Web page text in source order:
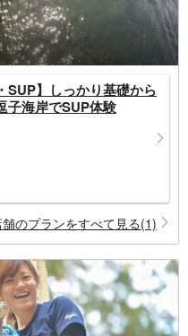
SUP】しっかり基礎から
子海岸でSUP体験
舗のプランをすべて見る(1)